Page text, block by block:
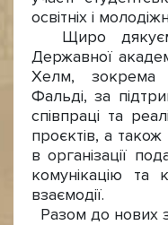
освітніх і
Щиро
Державної
Хелм, зокрема
Фальді, за
співпраці та
проєктів, а
в організації
комунікацію та
взаємодії.
Разом до нових